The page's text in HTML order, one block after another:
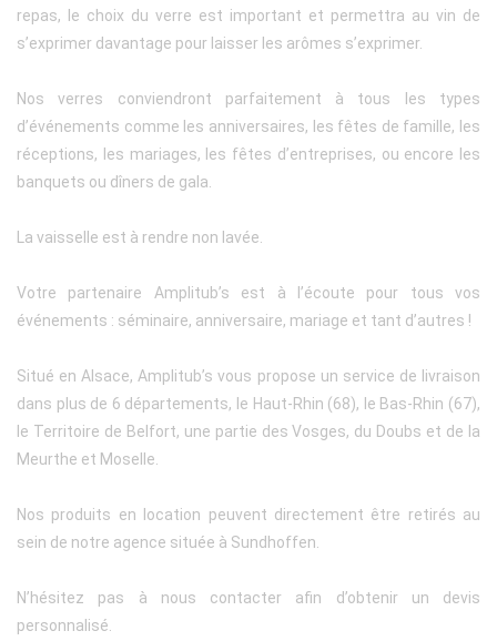
repas, le choix du verre est important et permettra au vin de
s’exprimer davantage pour laisser les arômes s’exprimer.
Nos verres conviendront parfaitement à tous les types
d’événements comme les anniversaires, les fêtes de famille, les
réceptions, les mariages, les fêtes d’entreprises, ou encore les
banquets ou dîners de gala.
La vaisselle est à rendre non lavée.
Votre partenaire Amplitub’s est à l’écoute pour tous vos
événements : séminaire, anniversaire, mariage et tant d’autres !
Situé en Alsace, Amplitub’s vous propose un service de livraison
dans plus de 6 départements, le Haut-Rhin (68), le Bas-Rhin (67),
le Territoire de Belfort, une partie des Vosges, du Doubs et de la
Meurthe et Moselle.
Nos produits en location peuvent directement être retirés au
sein de notre agence située à Sundhoffen.
N’hésitez pas à nous contacter afin d’obtenir un devis
personnalisé.